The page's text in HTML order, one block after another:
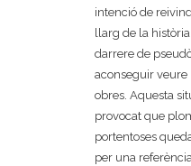
intenció de
llarg de la història
darrere de
aconseguir veure
obres. Aquesta
provocat que
portentoses
per una